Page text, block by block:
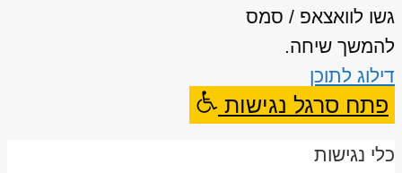
גשו לוואצאפ / סמס
להמשך שיחה.
דילוג לתוכן
פתח סרגל נגישות
כלי נגישות